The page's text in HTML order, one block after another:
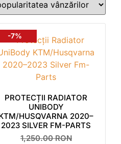
-7%
PROTECȚII RADIATOR
UNIBODY
HUSQVARNA 2020–
2023 SILVER FM-PARTS
1,250.00RON